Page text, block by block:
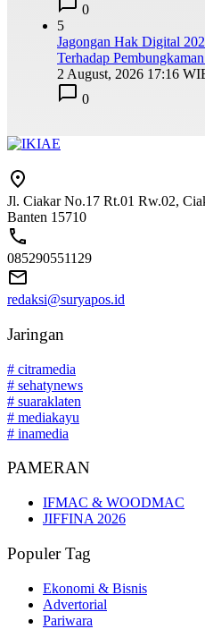
0
5
Jagongan Hak Digital
Terhadap
2 August, 2026 17:16
0
Jl. Ciakar No.17 Rt.01 Rw.02,
Banten 15710
085290551129
redaksi@suryapos.id
Jaringan
# citramedia
# sehatynews
# suaraklaten
# mediakayu
# inamedia
PAMERAN
IFMAC & WOODMAC
JIFFINA 2026
Populer Tag
Ekonomi & Bisnis
Advertorial
Pariwara